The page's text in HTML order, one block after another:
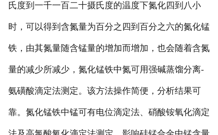
氏度到一千一百二十摄氏度的温度下氮化四到八小
时，可以得到含氮量为百分之四到百分之六的氮化锰
铁，由其氮量随含锰量的增加而增加，也会随着含氮
量的减少所减少，氮化锰铁中氮可用强碱蒸馏分离-
氨磺酸滴定法测定。该方法操作简便，分析结果可
靠。氮化锰铁中锰可有电位滴定法、硝酸铵氧化滴定